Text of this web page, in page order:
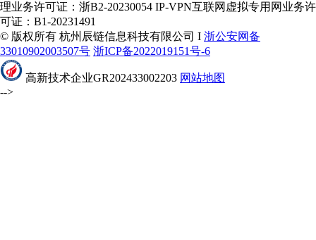
理业务许可证：浙B2-20230054 IP-VPN互联网虚拟专用网业务许
可证：B1-20231491
© 版权所有 杭州辰链信息科技有限公司 I 浙公安网备
33010902003507号 浙ICP备2022019151号-6
高新技术企业GR202433002203 网站地图
-->